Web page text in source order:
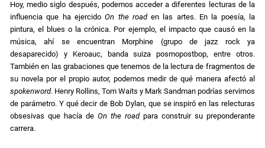
Hoy, medio siglo después, podemos acceder a diferentes lecturas de la
influencia que ha ejercidoOn the roaden las artes. En la poesía, la
pintura, el blues o la crónica. Por ejemplo, el impacto que causó en la
música, ahí se encuentran Morphine (grupo de jazz rock ya
desaparecido) y Keroauc, banda suiza posmopostbop, entre otros.
También en las grabaciones que tenemos de la lectura de fragmentos de
su novela por el propio autor, podemos medir de qué manera afectó al
spokenword. Henry Rollins, Tom Waits y Mark Sandman podrías servirnos
de parámetro. Y qué decir de Bob Dylan, que se inspiró en las relecturas
obsesivas que hacía de On the roadpara construir su preponderante
carrera.